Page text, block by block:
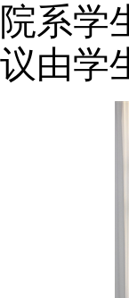
院系学
议由学